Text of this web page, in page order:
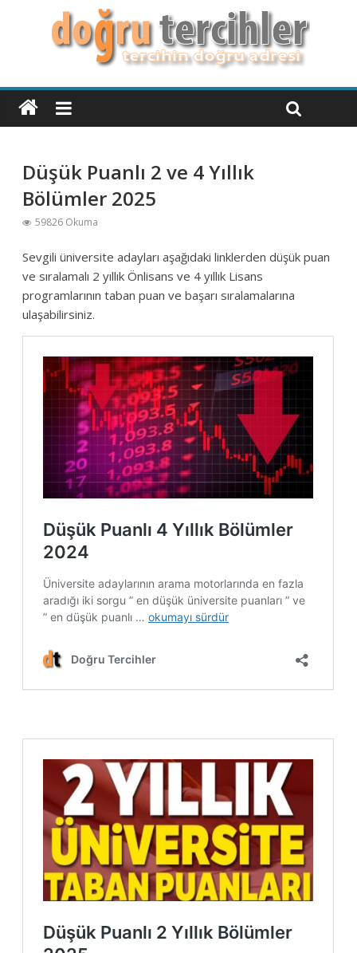
Düşük Puanlı 2 ve 4 Yıllık
Bölümler 2025
59826 Okuma
Sevgili üniversite adayları aşağıdaki linklerden düşük puan
ve sıralamalı 2 yıllık Önlisans ve 4 yıllık Lisans
programlarının taban puan ve başarı sıralamalarına
ulaşabilirsiniz.